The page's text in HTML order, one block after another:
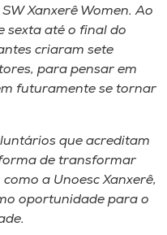
Xanxerê Women. Ao
sexta até o final do
criaram sete
para pensar em
futuramente se tornar
que acreditam
de transformar
a Unoesc Xanxerê,
oportunidade para o